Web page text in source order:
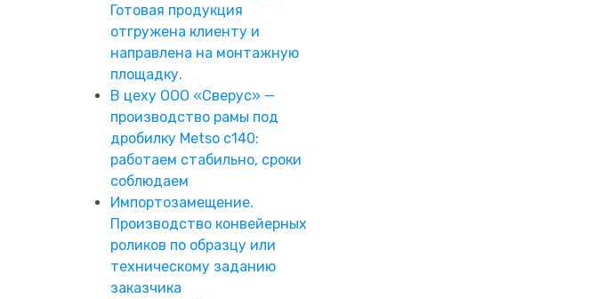
Готовая продукция
отгружена клиенту и
направлена на монтажную
площадку.
В цеху ООО «Сверус» —
производство рамы под
дробилку Metso c140:
работаем стабильно, сроки
соблюдаем
Импортозамещение.
Производство конвейерных
роликов по образцу или
техническому заданию
заказчика